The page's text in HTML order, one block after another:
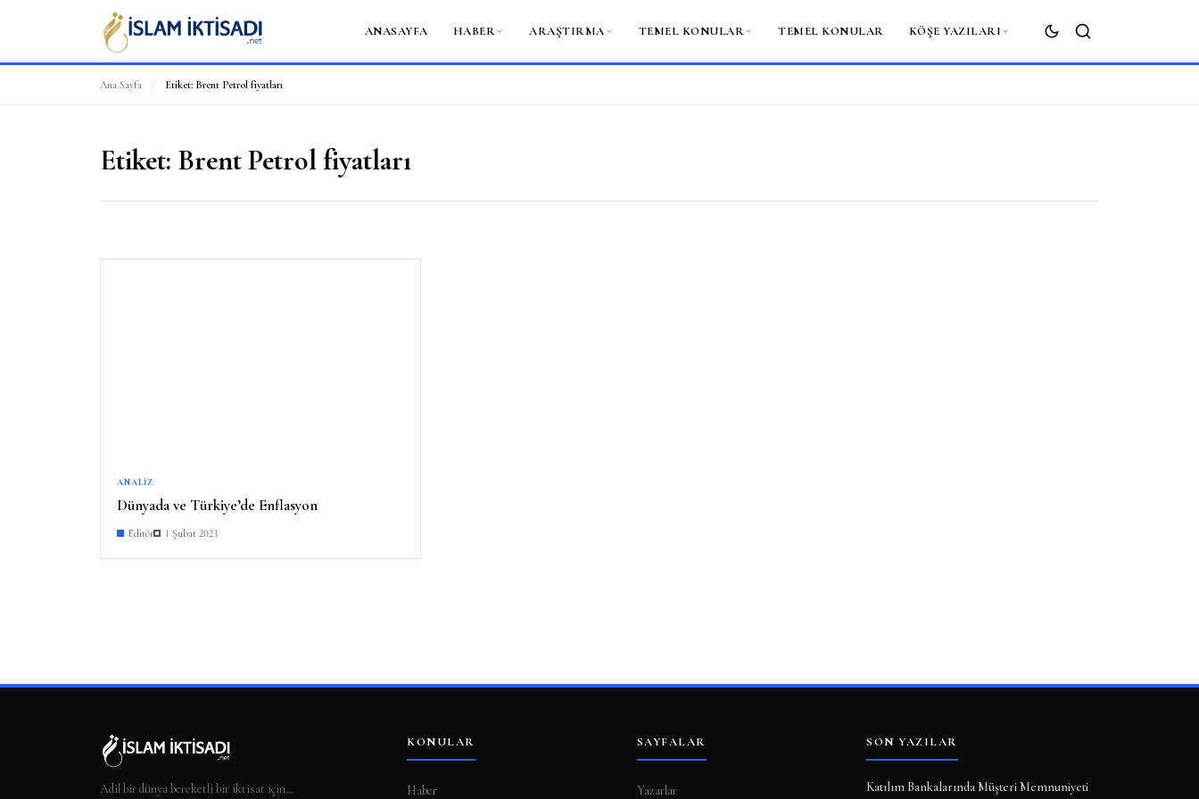
ANASAYFA HABER ARAŞTIRMA TEMEL KONULAR TEMEL KONULAR KÖŞE YAZILARI
ARA
Ana Sayfa / Etiket: Brent Petrol fiyatları
Etiket: Brent Petrol fiyatları
ANALIZ
Dünyada ve Türkiye’de Enflasyon
Editör 1 Şubat 2023
Adil bir dünya bereketli bir iktisat için…
KONULAR
Haber
SAYFALAR
Yazarlar
SON YAZILAR
Katılım Bankalarında Müşteri Memnuniyeti